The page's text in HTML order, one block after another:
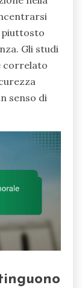
piuttosto
Gli studi
correlato
senso di